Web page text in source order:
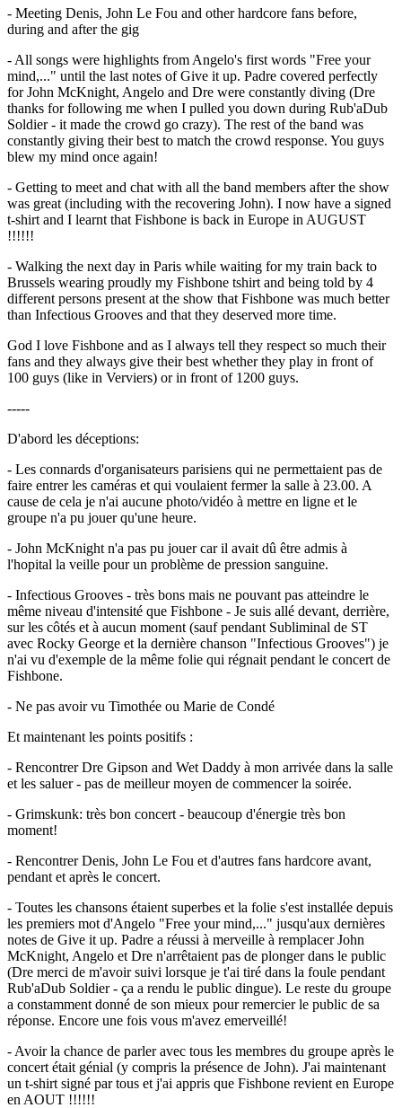
- Meeting Denis, John Le Fou and other hardcore fans before,
during and after the gig
- All songs were highlights from Angelo's first words "Free your
mind,..." until the last notes of Give it up. Padre covered perfectly
for John McKnight, Angelo and Dre were constantly diving (Dre
thanks for following me when I pulled you down during Rub'aDub
Soldier - it made the crowd go crazy). The rest of the band was
constantly giving their best to match the crowd response. You guys
blew my mind once again!
- Getting to meet and chat with all the band members after the show
was great (including with the recovering John). I now have a signed
t-shirt and I learnt that Fishbone is back in Europe in AUGUST
!!!!!!
- Walking the next day in Paris while waiting for my train back to
Brussels wearing proudly my Fishbone tshirt and being told by 4
different persons present at the show that Fishbone was much better
than Infectious Grooves and that they deserved more time.
God I love Fishbone and as I always tell they respect so much their
fans and they always give their best whether they play in front of
100 guys (like in Verviers) or in front of 1200 guys.
-----
D'abord les déceptions:
- Les connards d'organisateurs parisiens qui ne permettaient pas de
faire entrer les caméras et qui voulaient fermer la salle à 23.00. A
cause de cela je n'ai aucune photo/vidéo à mettre en ligne et le
groupe n'a pu jouer qu'une heure.
- John McKnight n'a pas pu jouer car il avait dû être admis à
l'hopital la veille pour un problème de pression sanguine.
- Infectious Grooves - très bons mais ne pouvant pas atteindre le
même niveau d'intensité que Fishbone - Je suis allé devant, derrière,
sur les côtés et à aucun moment (sauf pendant Subliminal de ST
avec Rocky George et la dernière chanson "Infectious Grooves") je
n'ai vu d'exemple de la même folie qui régnait pendant le concert de
Fishbone.
- Ne pas avoir vu Timothée ou Marie de Condé
Et maintenant les points positifs :
- Rencontrer Dre Gipson and Wet Daddy à mon arrivée dans la salle
et les saluer - pas de meilleur moyen de commencer la soirée.
- Grimskunk: très bon concert - beaucoup d'énergie très bon
moment!
- Rencontrer Denis, John Le Fou et d'autres fans hardcore avant,
pendant et après le concert.
- Toutes les chansons étaient superbes et la folie s'est installée depuis
les premiers mot d'Angelo "Free your mind,..." jusqu'aux dernières
notes de Give it up. Padre a réussi à merveille à remplacer John
McKnight, Angelo et Dre n'arrêtaient pas de plonger dans le public
(Dre merci de m'avoir suivi lorsque je t'ai tiré dans la foule pendant
Rub'aDub Soldier - ça a rendu le public dingue). Le reste du groupe
a constamment donné de son mieux pour remercier le public de sa
réponse. Encore une fois vous m'avez emerveillé!
- Avoir la chance de parler avec tous les membres du groupe après le
concert était génial (y compris la présence de John). J'ai maintenant
un t-shirt signé par tous et j'ai appris que Fishbone revient en Europe
en AOUT !!!!!!